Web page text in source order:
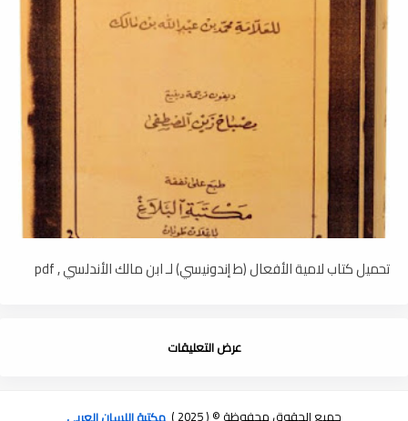
تحميل كتاب لامية الأفعال (ط إندونيسي) لـ ابن مالك الأندلسي , pdf
عرض التعليقات